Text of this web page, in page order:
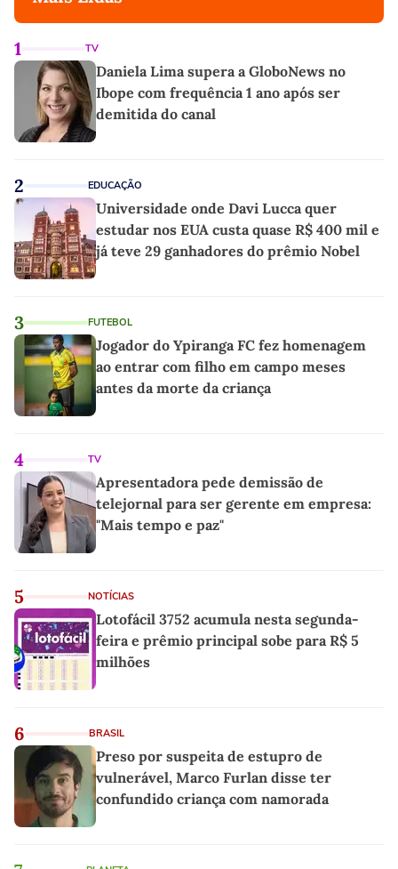
1 TV
Daniela Lima supera a GloboNews no
Ibope com frequência 1 ano após ser
demitida do canal
2 EDUCAÇÃO
Universidade onde Davi Lucca quer
estudar nos EUA custa quase R$ 400 mil e
já teve 29 ganhadores do prêmio Nobel
3 FUTEBOL
Jogador do Ypiranga FC fez homenagem
ao entrar com filho em campo meses
antes da morte da criança
4 TV
Apresentadora pede demissão de
telejornal para ser gerente em empresa:
"Mais tempo e paz"
5 NOTÍCIAS
Lotofácil 3752 acumula nesta segunda-
feira e prêmio principal sobe para R$ 5
milhões
6 BRASIL
Preso por suspeita de estupro de
vulnerável, Marco Furlan disse ter
confundido criança com namorada